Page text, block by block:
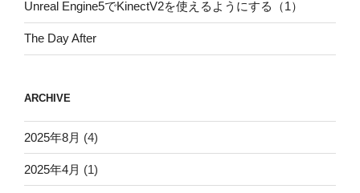
Unreal Engine5でKinectV2を使えるようにする（1）
The Day After
ARCHIVE
2025年8月 (4)
2025年4月 (1)